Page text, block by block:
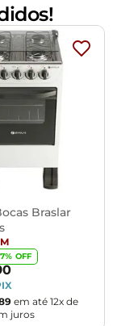
Braslar
% OFF
em até 12x de
juros